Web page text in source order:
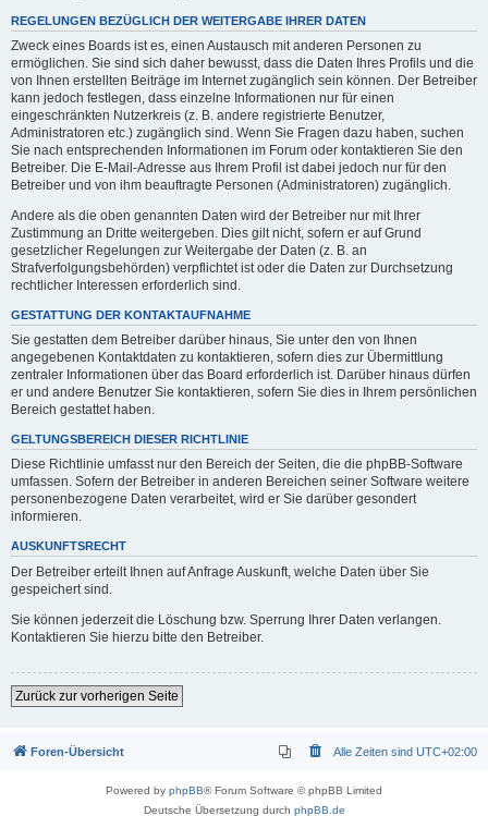
REGELUNGEN BEZÜGLICH DER WEITERGABE IHRER DATEN
Zweck eines Boards ist es, einen Austausch mit anderen Personen zu
ermöglichen. Sie sind sich daher bewusst, dass die Daten Ihres Profils und die
von Ihnen erstellten Beiträge im Internet zugänglich sein können. Der Betreiber
kann jedoch festlegen, dass einzelne Informationen nur für einen
eingeschränkten Nutzerkreis (z. B. andere registrierte Benutzer,
Administratoren etc.) zugänglich sind. Wenn Sie Fragen dazu haben, suchen
Sie nach entsprechenden Informationen im Forum oder kontaktieren Sie den
Betreiber. Die E-Mail-Adresse aus Ihrem Profil ist dabei jedoch nur für den
Betreiber und von ihm beauftragte Personen (Administratoren) zugänglich.
Andere als die oben genannten Daten wird der Betreiber nur mit Ihrer
Zustimmung an Dritte weitergeben. Dies gilt nicht, sofern er auf Grund
gesetzlicher Regelungen zur Weitergabe der Daten (z. B. an
Strafverfolgungsbehörden) verpflichtet ist oder die Daten zur Durchsetzung
rechtlicher Interessen erforderlich sind.
GESTATTUNG DER KONTAKTAUFNAHME
Sie gestatten dem Betreiber darüber hinaus, Sie unter den von Ihnen
angegebenen Kontaktdaten zu kontaktieren, sofern dies zur Übermittlung
zentraler Informationen über das Board erforderlich ist. Darüber hinaus dürfen
er und andere Benutzer Sie kontaktieren, sofern Sie dies in Ihrem persönlichen
Bereich gestattet haben.
GELTUNGSBEREICH DIESER RICHTLINIE
Diese Richtlinie umfasst nur den Bereich der Seiten, die die phpBB-Software
umfassen. Sofern der Betreiber in anderen Bereichen seiner Software weitere
personenbezogene Daten verarbeitet, wird er Sie darüber gesondert
informieren.
AUSKUNFTSRECHT
Der Betreiber erteilt Ihnen auf Anfrage Auskunft, welche Daten über Sie
gespeichert sind.
Sie können jederzeit die Löschung bzw. Sperrung Ihrer Daten verlangen.
Kontaktieren Sie hierzu bitte den Betreiber.
Zurück zur vorherigen Seite
Foren-Übersicht Alle Zeiten sind UTC+02:00
Powered by phpBB® Forum Software © phpBB Limited
Deutsche Übersetzung durch phpBB.de